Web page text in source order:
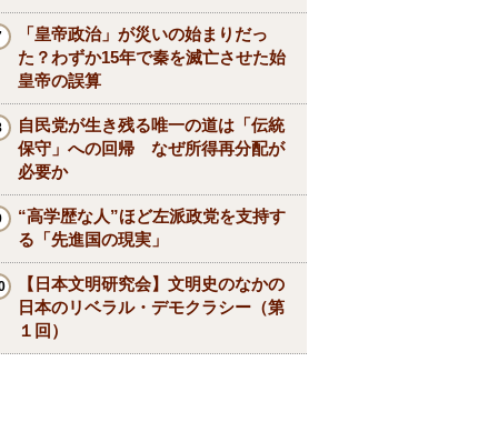
「皇帝政治」が災いの始まりだっ
た？わずか15年で秦を滅亡させた始
皇帝の誤算
自民党が生き残る唯一の道は「伝統
保守」への回帰 なぜ所得再分配が
必要か
“高学歴な人”ほど左派政党を支持す
る「先進国の現実」
【日本文明研究会】文明史のなかの
日本のリベラル・デモクラシー（第
１回）